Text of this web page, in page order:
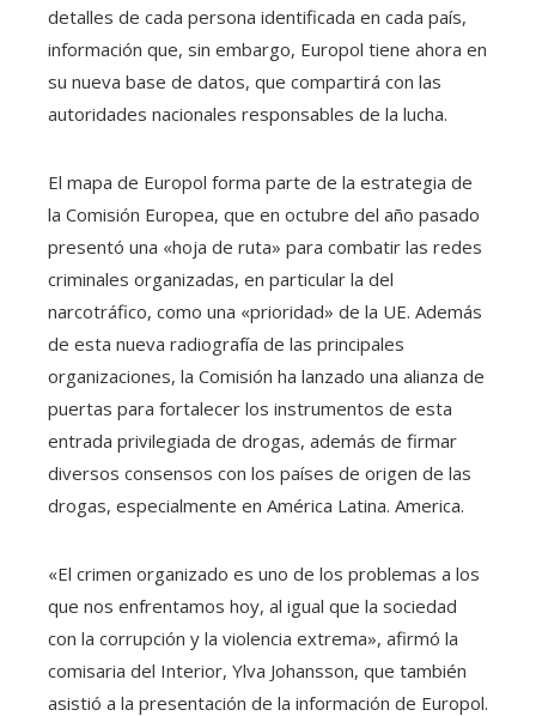
detalles de cada persona identificada en cada país,
información que, sin embargo, Europol tiene ahora en
su nueva base de datos, que compartirá con las
autoridades nacionales responsables de la lucha.
El mapa de Europol forma parte de la estrategia de
la Comisión Europea, que en octubre del año pasado
presentó una «hoja de ruta» para combatir las redes
criminales organizadas, en particular la del
narcotráfico, como una «prioridad» de la UE. Además
de esta nueva radiografía de las principales
organizaciones, la Comisión ha lanzado una alianza de
puertas para fortalecer los instrumentos de esta
entrada privilegiada de drogas, además de firmar
diversos consensos con los países de origen de las
drogas, especialmente en América Latina. America.
«El crimen organizado es uno de los problemas a los
que nos enfrentamos hoy, al igual que la sociedad
con la corrupción y la violencia extrema», afirmó la
comisaria del Interior, Ylva Johansson, que también
asistió a la presentación de la información de Europol.